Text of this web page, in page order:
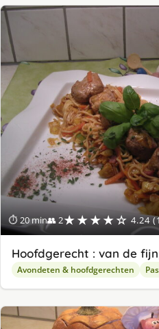
⏱ 20 min👥 2★★★★☆ 4.24
Hoofdgerecht : van de
Avondeten & hoofdgerechten